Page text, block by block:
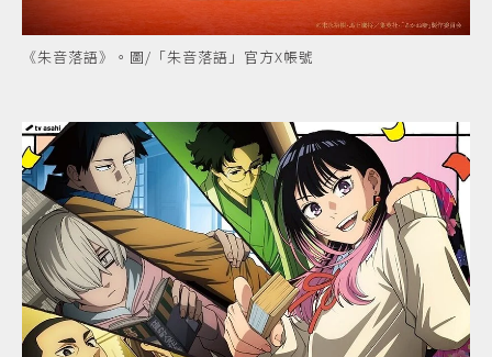
《朱音落語》。圖/「朱音落語」官方X帳號